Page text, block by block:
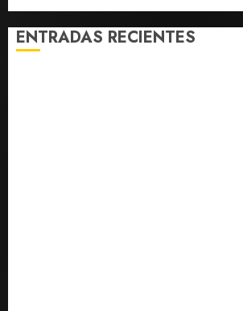
ENTRADAS RECIENTES